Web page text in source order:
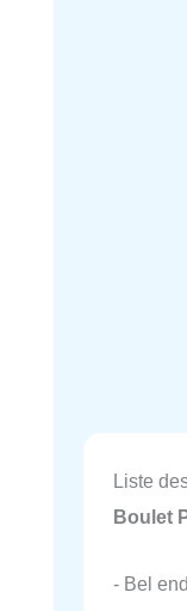
Liste
Boulet
- Bel